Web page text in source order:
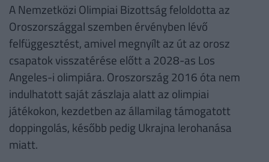
A Nemzetközi Olimpiai Bizottság feloldotta az
Oroszországgal szemben érvényben lévő
felfüggesztést, amivel megnyílt az út az orosz
csapatok visszatérése előtt a 2028-as Los
Angeles-i olimpiára. Oroszország 2016 óta nem
indulhatott saját zászlaja alatt az olimpiai
játékokon, kezdetben az államilag támogatott
doppingolás, később pedig Ukrajna lerohanása
miatt.